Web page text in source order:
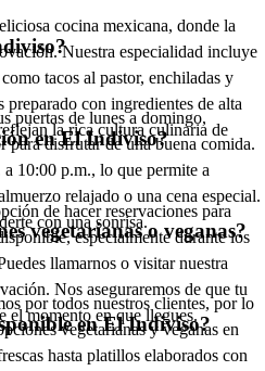
cocina mexicana, donde la
Nuestra especialidad incluye
tacos al pastor, enchiladas y
con ingredientes de alta
la rica cultura culinaria de
puertas de lunes a domingo,
para disfrutar de una buena comida.
10:00 p.m., lo que permite a
relajado o una cena especial.
con una sonrisa.
en El Indiviso?
de hacer reservaciones para
especialmente durante los
llamarnos o visitar nuestra
Nos aseguraremos de que tu
el momento en que llegues.
vegetarianas o veganas?
por todos nuestros clientes, por lo
vegetarianas y veganas en
hasta platillos elaborados con
en El Indiviso?